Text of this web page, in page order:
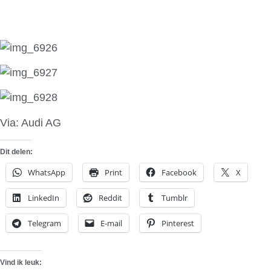
Via: Audi AG
Dit delen:
WhatsApp Print Facebook X
LinkedIn Reddit Tumblr
Telegram E-mail Pinterest
Vind ik leuk: